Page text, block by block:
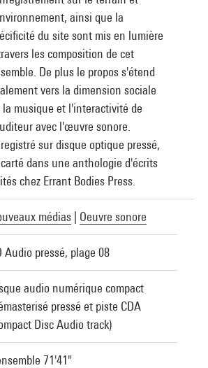
ainsi que la
du site sont mis en lumière
les composition de cet
De plus le propos s'étend
vers la dimension sociale
la musique et l'interactivité de
avec l'œuvre sonore.
sur disque optique pressé,
dans une anthologie d'écrits
chez Errant Bodies Press.
médias Oeuvre sonore
Audio pressé, plage 08
audio numérique compact
pressé et piste CDA
Disc Audio track)
71'41"